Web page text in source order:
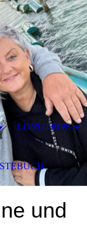
und
LONGTRIPS